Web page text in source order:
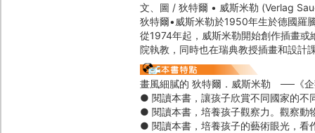
文、圖 / 狄特爾 • 威斯米勒 (Verlag
狄特爾•威斯米勒於1950年生於德國羅
從1974年起，威斯米勒開始創作插畫
院執教，同時也在瑞典教授插畫和設計
畫風細膩的 狄特爾．威斯米勒 ──《企
● 閱讀本書，讓孩子欣賞不同國家的不
● 閱讀本書，培養孩子觀察力。觀察動
● 閱讀本書，培養孩子的藝術眼光，看